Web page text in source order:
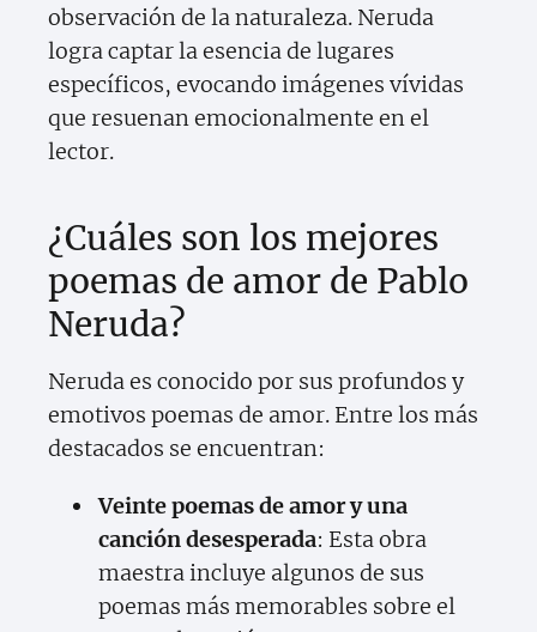
observación de la naturaleza. Neruda
logra captar la esencia de lugares
específicos, evocando imágenes vívidas
que resuenan emocionalmente en el
lector.
¿Cuáles son los mejores
poemas de amor de Pablo
Neruda?
Neruda es conocido por sus profundos y
emotivos poemas de amor. Entre los más
destacados se encuentran:
Veinte poemas de amor y una
canción desesperada: Esta obra
maestra incluye algunos de sus
poemas más memorables sobre el